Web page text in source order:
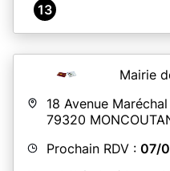
13
Mairie
18 Avenue
79320
Prochain RDV : 07/